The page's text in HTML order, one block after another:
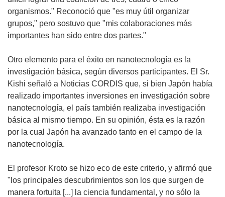
organismos." Reconoció que "es muy útil organizar
grupos," pero sostuvo que "mis colaboraciones más
importantes han sido entre dos partes."
Otro elemento para el éxito en nanotecnología es la
investigación básica, según diversos participantes. El Sr.
Kishi señaló a Noticias CORDIS que, si bien Japón había
realizado importantes inversiones en investigación sobre
nanotecnología, el país también realizaba investigación
básica al mismo tiempo. En su opinión, ésta es la razón
por la cual Japón ha avanzado tanto en el campo de la
nanotecnología.
El profesor Kroto se hizo eco de este criterio, y afirmó que
"los principales descubrimientos son los que surgen de
manera fortuita [...] la ciencia fundamental, y no sólo la